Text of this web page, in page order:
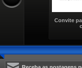
Convite